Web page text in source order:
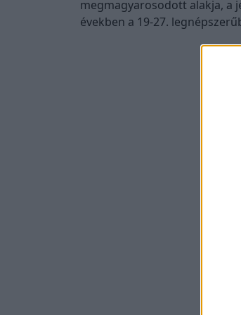
megmagyarosodott alakja, a
években a 19-27.